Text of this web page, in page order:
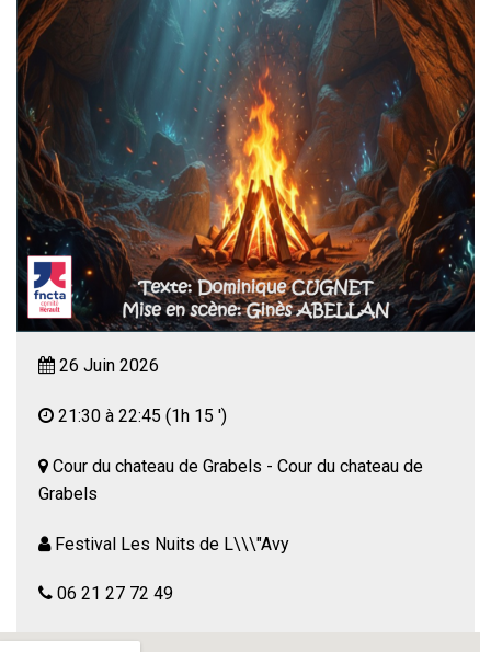
26 Juin 2026
21:30 à 22:45 (1h 15 ')
Cour du chateau de Grabels - Cour du chateau de
Grabels
Festival Les Nuits de L\\\"Avy
06 21 27 72 49